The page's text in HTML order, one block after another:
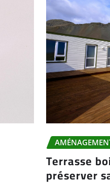
Terrasse
préserver